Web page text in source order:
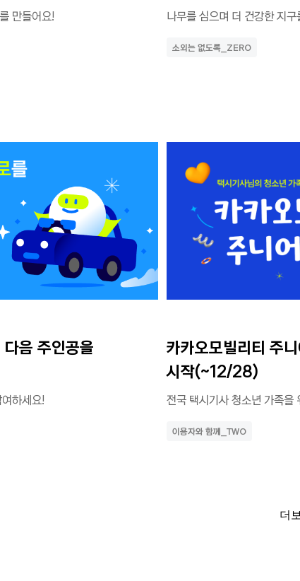
만들어요! 나무를 심으며 더 건강한 지
소외는 없도록_ZERO
다음 주인공을
하세요!
카카오모빌리티 주
시작(~12/28)
전국 택시기사 청소년 가족을
이용자와 함께_TWO
더